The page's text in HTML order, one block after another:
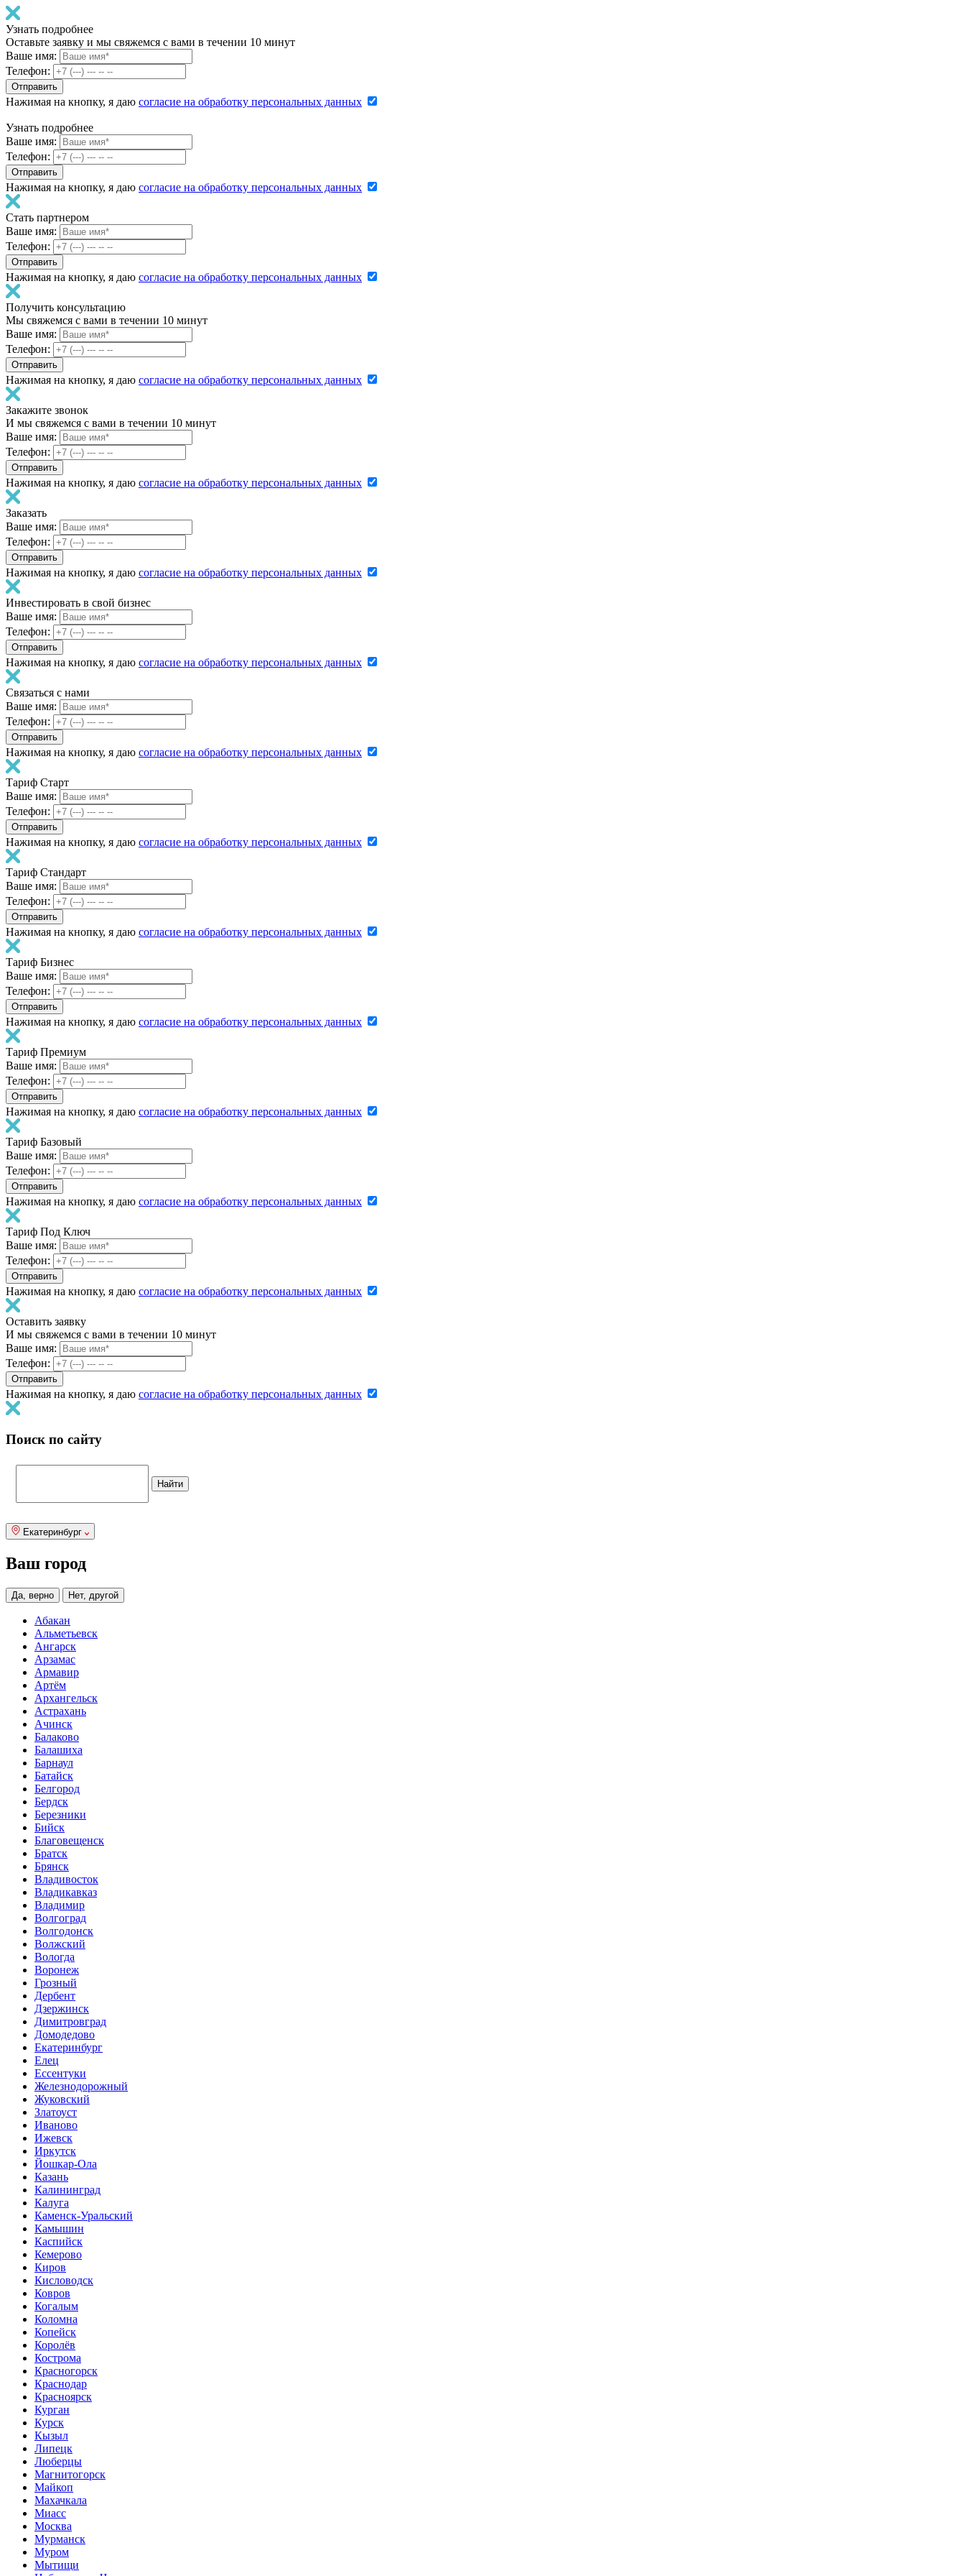
Узнать подробнее
Оставьте заявку и мы свяжемся с вами в течении 10 минут
Ваше имя:
Телефон:
Нажимая на кнопку, я даю согласие на обработку персональных данных
Узнать подробнее
Ваше имя:
Телефон:
Нажимая на кнопку, я даю согласие на обработку персональных данных
Стать партнером
Ваше имя:
Телефон:
Нажимая на кнопку, я даю согласие на обработку персональных данных
Получить консультацию
Мы свяжемся с вами в течении 10 минут
Ваше имя:
Телефон:
Нажимая на кнопку, я даю согласие на обработку персональных данных
Закажите звонок
И мы свяжемся с вами в течении 10 минут
Ваше имя:
Телефон:
Нажимая на кнопку, я даю согласие на обработку персональных данных
Заказать
Ваше имя:
Телефон:
Нажимая на кнопку, я даю согласие на обработку персональных данных
Инвестировать в свой бизнес
Ваше имя:
Телефон:
Нажимая на кнопку, я даю согласие на обработку персональных данных
Связаться с нами
Ваше имя:
Телефон:
Нажимая на кнопку, я даю согласие на обработку персональных данных
Тариф Старт
Ваше имя:
Телефон:
Нажимая на кнопку, я даю согласие на обработку персональных данных
Тариф Стандарт
Ваше имя:
Телефон:
Нажимая на кнопку, я даю согласие на обработку персональных данных
Тариф Бизнес
Ваше имя:
Телефон:
Нажимая на кнопку, я даю согласие на обработку персональных данных
Тариф Премиум
Ваше имя:
Телефон:
Нажимая на кнопку, я даю согласие на обработку персональных данных
Тариф Базовый
Ваше имя:
Телефон:
Нажимая на кнопку, я даю согласие на обработку персональных данных
Тариф Под Ключ
Ваше имя:
Телефон:
Нажимая на кнопку, я даю согласие на обработку персональных данных
Оставить заявку
И мы свяжемся с вами в течении 10 минут
Ваше имя:
Телефон:
Нажимая на кнопку, я даю согласие на обработку персональных данных
Поиск по сайту
Екатеринбург
Ваш город
Да, верно Нет, другой
Абакан
Альметьевск
Ангарск
Арзамас
Армавир
Артём
Архангельск
Астрахань
Ачинск
Балаково
Балашиха
Барнаул
Батайск
Белгород
Бердск
Березники
Бийск
Благовещенск
Братск
Брянск
Владивосток
Владикавказ
Владимир
Волгоград
Волгодонск
Волжский
Вологда
Воронеж
Грозный
Дербент
Дзержинск
Димитровград
Домодедово
Екатеринбург
Елец
Ессентуки
Железнодорожный
Жуковский
Златоуст
Иваново
Ижевск
Иркутск
Йошкар-Ола
Казань
Калининград
Калуга
Каменск-Уральский
Камышин
Каспийск
Кемерово
Киров
Кисловодск
Ковров
Когалым
Коломна
Копейск
Королёв
Кострома
Красногорск
Краснодар
Красноярск
Курган
Курск
Кызыл
Липецк
Люберцы
Магнитогорск
Майкоп
Махачкала
Миасс
Москва
Мурманск
Муром
Мытищи